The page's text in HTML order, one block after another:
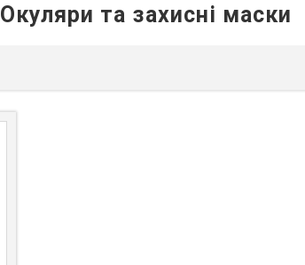
Окуляри та захисні маски